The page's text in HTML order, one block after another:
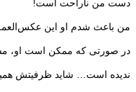
دست من ناراحت است!
من باعث شدم او این
در صورتی که ممکن است او،
ندیده است… شاید ظرفیتش